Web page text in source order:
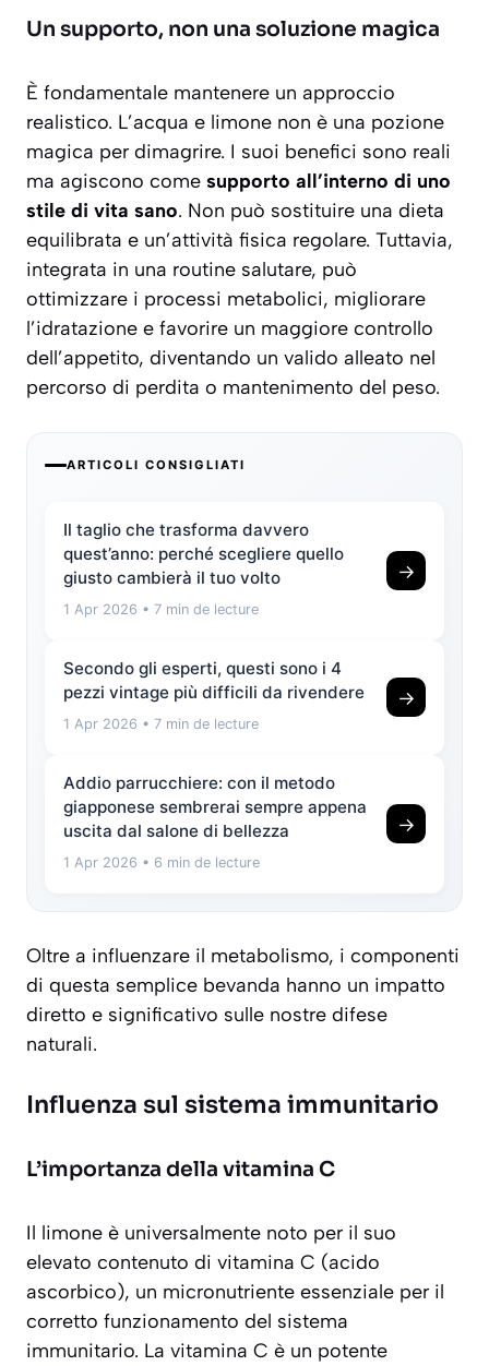
Un supporto, non una soluzione magica
È fondamentale mantenere un approccio
realistico. L’acqua e limone non è una pozione
magica per dimagrire. I suoi benefici sono reali
ma agiscono come supporto all’interno di uno
stile di vita sano. Non può sostituire una dieta
equilibrata e un’attività fisica regolare. Tuttavia,
integrata in una routine salutare, può
ottimizzare i processi metabolici, migliorare
l’idratazione e favorire un maggiore controllo
dell’appetito, diventando un valido alleato nel
percorso di perdita o mantenimento del peso.
ARTICOLI CONSIGLIATI
Il taglio che trasforma davvero
quest’anno: perché scegliere quello
giusto cambierà il tuo volto
1 Apr 2026 • 7 min de lecture
→
Secondo gli esperti, questi sono i 4
pezzi vintage più difficili da rivendere
1 Apr 2026 • 7 min de lecture
→
Addio parrucchiere: con il metodo
giapponese sembrerai sempre appena
uscita dal salone di bellezza
1 Apr 2026 • 6 min de lecture
→
Oltre a influenzare il metabolismo, i componenti
di questa semplice bevanda hanno un impatto
diretto e significativo sulle nostre difese
naturali.
Influenza sul sistema immunitario
L’importanza della vitamina C
Il limone è universalmente noto per il suo
elevato contenuto di vitamina C (acido
ascorbico), un micronutriente essenziale per il
corretto funzionamento del sistema
immunitario. La vitamina C è un potente